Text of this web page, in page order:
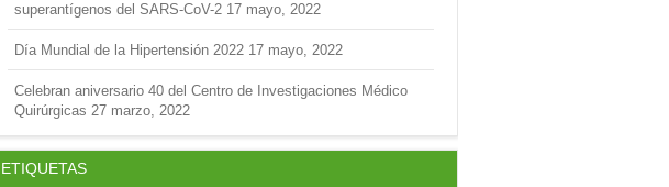
superantígenos del SARS-CoV-2 17 mayo, 2022
Día Mundial de la Hipertensión 2022 17 mayo, 2022
Celebran aniversario 40 del Centro de Investigaciones Médico
Quirúrgicas 27 marzo, 2022
ETIQUETAS